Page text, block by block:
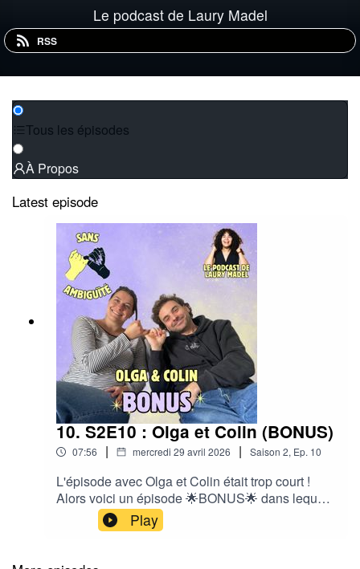
Le podcast de Laury Madel
RSS
Tous les épisodes
À Propos
Latest episode
10. S2E10 : Olga et Colin (BONUS)
07:56 | mercredi 29 avril 2026 | Saison 2, Ep. 10
L'épisode avec Olga et Colin était trop court !
Alors voici un épisode 🌟​BONUS🌟​ dans lequel
vous pourrez écouter des passages inédits et
autres digressions, animés par Laury Madel🎧​
______________________________________
Play